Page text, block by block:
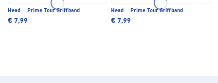
Head · Prime Tour Griffband
€ 7,99
Head · Prime Tour Griffband
€ 7,99